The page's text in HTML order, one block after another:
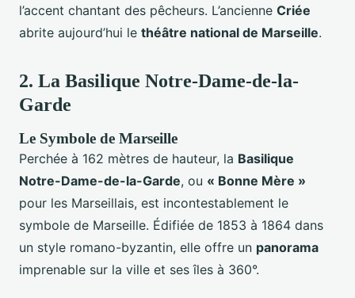
l’accent chantant des pêcheurs. L’ancienne Criée
abrite aujourd’hui le théâtre national de Marseille.
2. La Basilique Notre-Dame-de-la-
Garde
Le Symbole de Marseille
Perchée à 162 mètres de hauteur, la Basilique
Notre-Dame-de-la-Garde, ou « Bonne Mère »
pour les Marseillais, est incontestablement le
symbole de Marseille. Édifiée de 1853 à 1864 dans
un style romano-byzantin, elle offre un panorama
imprenable sur la ville et ses îles à 360°.